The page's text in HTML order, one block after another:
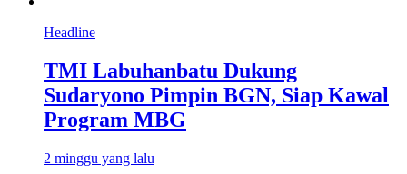
Headline
TMI Labuhanbatu Dukung
Sudaryono Pimpin BGN, Siap Kawal
Program MBG
2 minggu yang lalu